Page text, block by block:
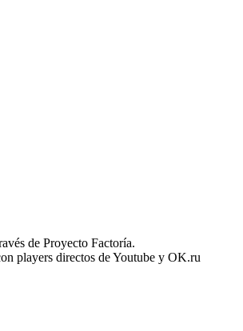
de Proyecto Factoría.
players directos de Youtube y OK.ru